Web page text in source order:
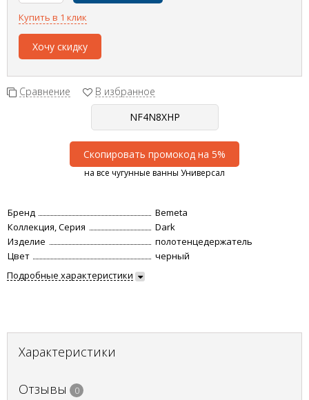
Купить в 1 клик
Хочу скидку
Сравнение В избранное
Скопировать промокод на 5%
на все чугунные ванны Универсал
Бренд
Bemeta
Коллекция, Серия
Dark
Изделие
полотенцедержатель
Цвет
черный
Подробные характеристики
Характеристики
Отзывы 0